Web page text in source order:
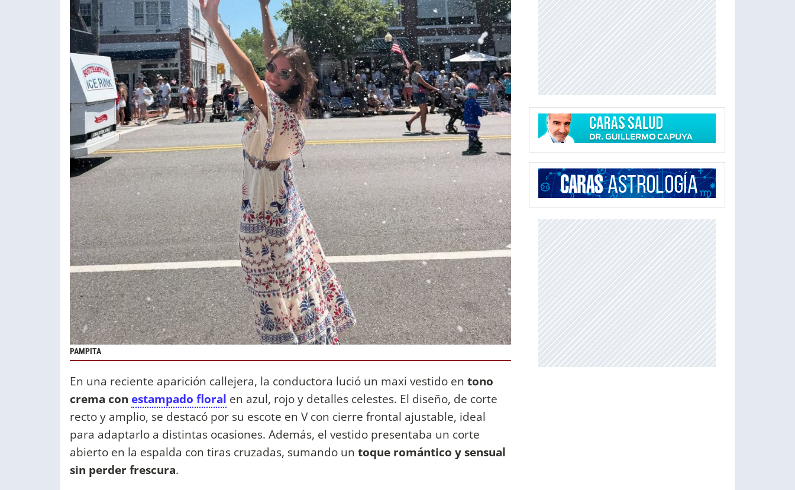
PAMPITA
En una reciente aparición callejera, la conductora lució un maxi vestido en tono
crema con estampado floral en azul, rojo y detalles celestes. El diseño, de corte
recto y amplio, se destacó por su escote en V con cierre frontal ajustable, ideal
para adaptarlo a distintas ocasiones. Además, el vestido presentaba un corte
abierto en la espalda con tiras cruzadas, sumando un toque romántico y sensual
sin perder frescura.